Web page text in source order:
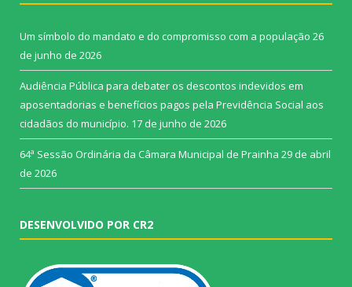
Um símbolo do mandato e do compromisso com a população 26
de junho de 2026
Audiência Pública para debater os descontos indevidos em
aposentadorias e benefícios pagos pela Previdência Social aos
cidadãos do município. 17 de junho de 2026
64ª Sessão Ordinária da Câmara Municipal de Prainha 29 de abril
de 2026
DESENVOLVIDO POR CR2